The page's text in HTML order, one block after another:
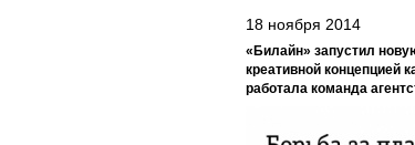
18 ноября 2014
«Билайн» запустил
креативной концепцией
работала команда